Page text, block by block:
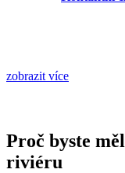
zobrazit více
Proč byste
riviéru